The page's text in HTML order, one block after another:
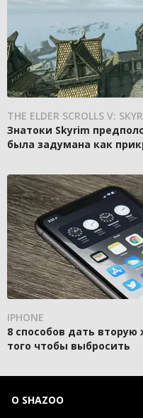
THE ELDER SCROLLS V:
Знатоки Skyrim
была задумана как
IPHONE
8 способов дать
того чтобы выбросить
О SHAZOO